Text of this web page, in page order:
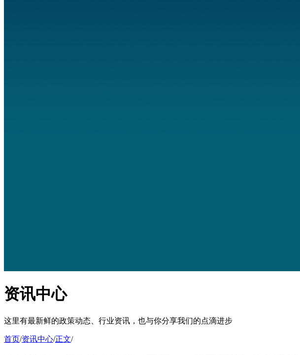
资讯中心
这里有最新鲜的政策动态、行业资讯，也与你分享我们的点滴进步
首页/资讯中心/正文/